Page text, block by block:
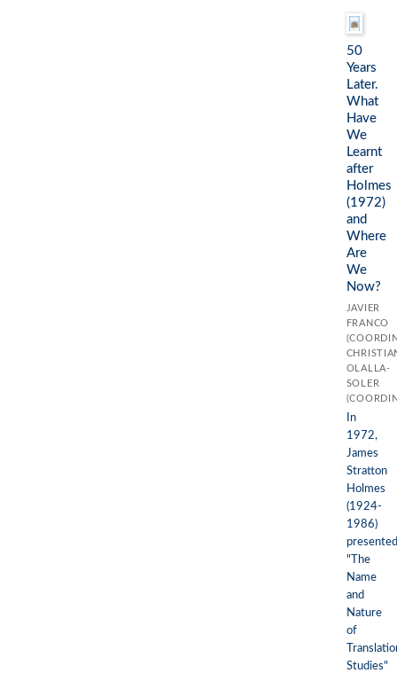
50
Years
Later.
What
Have
We
Learnt
after
Holmes
(1972)
and
Where
Are
We
Now?
JAVIER
FRANCO
OLALLA-
SOLER
In
1972,
James
Stratton
Holmes
(1924-
1986)
presented
"The
Name
and
Nature
of
Studies"